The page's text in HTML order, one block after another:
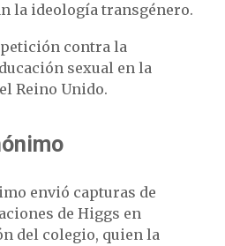
la ideología transgénero.
contra la
sexual en la
Reino Unido.
envió capturas de
de Higgs en
del colegio, quien la